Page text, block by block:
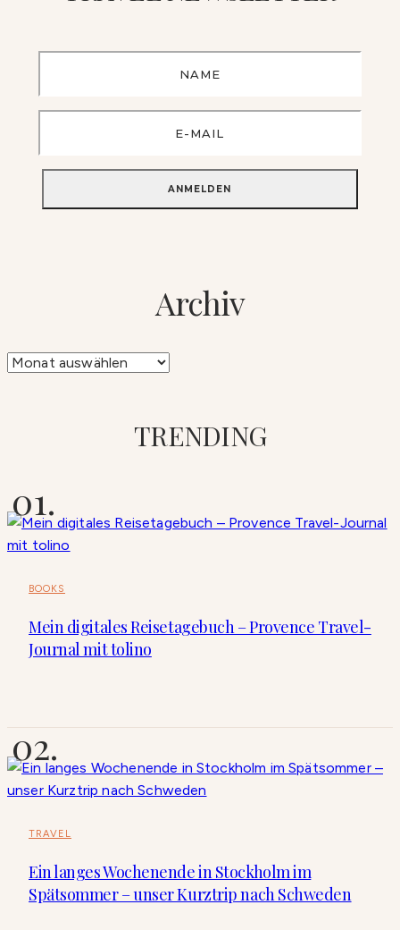
Archiv
Archiv
TRENDING
BOOKS
Mein digitales Reisetagebuch – Provence Travel-
Journal mit tolino
TRAVEL
Ein langes Wochenende in Stockholm im
Spätsommer – unser Kurztrip nach Schweden